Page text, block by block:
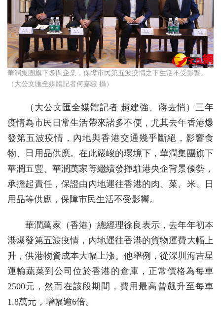
華潤集團旗下多間企業，保障市民第五波疫情之下生活不受影響。
（大公文匯全媒體記者何嘉駿 攝）
（大公文匯全媒體記者 趙建強、蔣去悄）三年
疫情為市民日常生活帶來諸多不便，尤其去年香港爆
發第五波疫情，內地與香港交通幾乎斷絕，影響食
物、日用品供應。在此嚴峻的環境下，華潤集團旗下
華潤五豐、華潤萬家等繼續發揮駐港央企背景優勢，
承擔起責任，保證由內地運往香港的肉、菜、米、日
用品等供應，保障市民生活不受影響。
華潤萬家（香港）總經理徐良表示，去年年初本
港爆發第五波疫情，內地運往香港的貨物運費大幅上
升，供港物資成本大幅上漲。他舉例，從深圳海吉星
運輸蔬菜到公司位於香港的倉庫，正常價格為每車
2500元，然而在該段期間，費用最高曾飆升至每車
1.8萬元，增幅逾6倍。